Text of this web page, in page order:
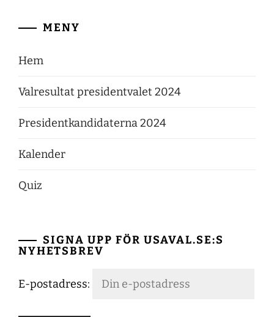
MENY
Hem
Valresultat presidentvalet 2024
Presidentkandidaterna 2024
Kalender
Quiz
SIGNA UPP FÖR USAVAL.SE:S
NYHETSBREV
E-postadress: